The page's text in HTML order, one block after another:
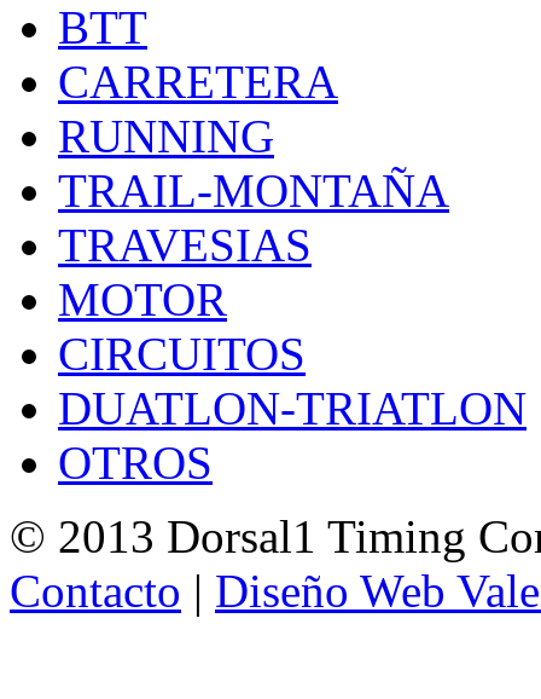
BTT
CARRETERA
RUNNING
TRAIL-MONTAÑA
TRAVESIAS
MOTOR
CIRCUITOS
DUATLON-TRIATLON
OTROS
© 2013 Dorsal1 Timing
Contacto | Diseño Web